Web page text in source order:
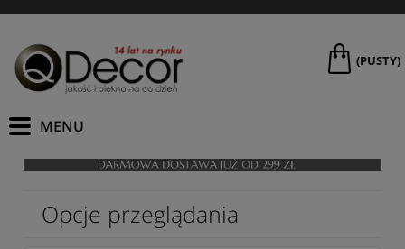
(PUSTY)
Opcje przeglądania